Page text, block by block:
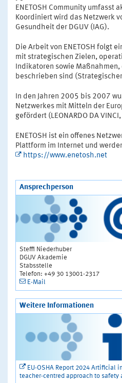
ENETOSH Community umfasst
Koordiniert wird das Netzwerk
Gesundheit der DGUV (IAG).
Die Arbeit von ENETOSH folgt
mit strategischen Zielen,
Indikatoren sowie
beschrieben sind
In den Jahren 2005 bis 2007
Netzwerkes mit Mitteln der
gefördert (LEONARDO DA
ENETOSH ist ein offenes
Plattform im Internet und
https://www.enetosh.net
Ansprechperson
Steffi Niederhuber
DGUV Akademie
Stabsstelle
Telefon: +49 30 13001-2317
E-Mail
Weitere Informationen
EU-OSHA Report 2024 Artificial
teacher-centred approach to safety